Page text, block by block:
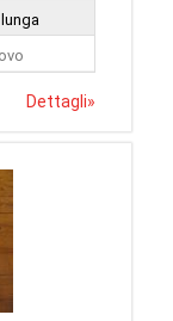
Dettagli»